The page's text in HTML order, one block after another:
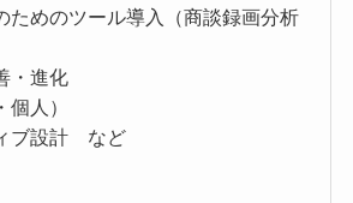
ためのツール導入（商談録画分析
・進化
人）
ブ設計 など